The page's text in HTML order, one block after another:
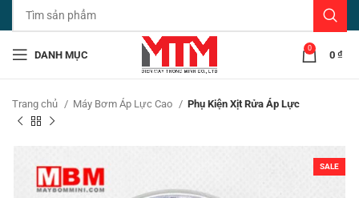
DANH MỤC
0
0 ₫
Trang chủ Máy Bơm Áp Lực Cao Phụ Kiện Xịt Rửa Áp Lực
SALE